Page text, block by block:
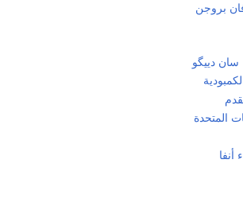
بروجن
سان دييگو
المتحدة
أنفا